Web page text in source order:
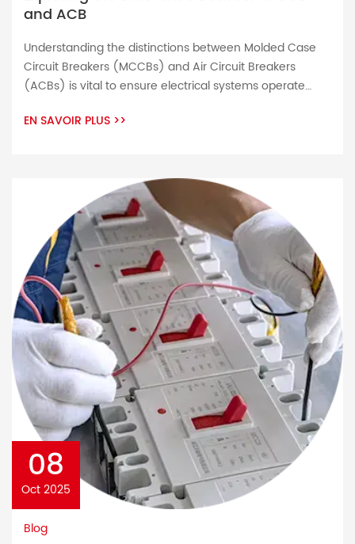
and ACB
Understanding the distinctions between Molded Case
Circuit Breakers (MCCBs) and Air Circuit Breakers
(ACBs) is vital to ensure electrical systems operate
role in managing electrical circuits safely – acting both
or Molded Case Circuit […]
EN SAVOIR PLUS >>
08
Oct 2025
Blog